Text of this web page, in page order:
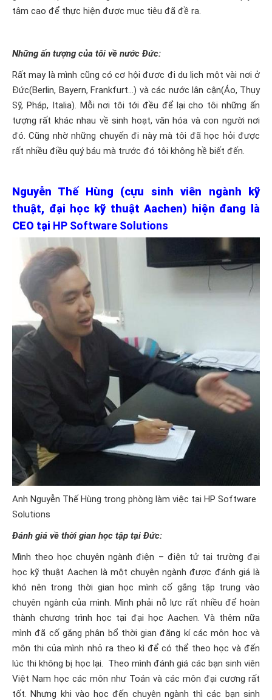
tâm cao để thực hiện được mục tiêu đã đề ra.
Những ấn tượng của tôi về nước Đức:
Rất may là mình cũng có cơ hội được đi du lịch một vài nơi ở
Đức(Berlin, Bayern, Frankfurt...) và các nước lân cận(Áo, Thụy
Sỹ, Pháp, Italia). Mỗi nơi tôi tới đều để lại cho tôi những ấn
tượng rất khác nhau về sinh hoạt, văn hóa và con người nơi
đó. Cũng nhờ những chuyến đi này mà tôi đã học hỏi được
rất nhiều điều quý báu mà trước đó tôi không hề biết đến.
Nguyễn Thế Hùng (cựu sinh viên ngành kỹ
thuật, đại học kỹ thuật Aachen) hiện đang là
CEO tại HP Software Solutions
Anh Nguyễn Thế Hùng trong phòng làm việc tại HP Software
Solutions
Đánh giá về thời gian học tập tại Đức:
Mình theo học chuyên ngành điện – điện tử tại trường đại
học kỹ thuật Aachen là một chuyên ngành được đánh giá là
khó nên trong thời gian học mình cố gắng tập trung vào
chuyên ngành của mình. Mình phải nỗ lực rất nhiều để hoàn
thành chương trình học tại đại học Aachen. Và thêm nữa
mình đã cố gắng phân bổ thời gian đăng kí các môn học và
môn thi của mình nhỏ ra theo kì để có thể theo học và đến
lúc thi không bị học lại. Theo mình đánh giá các bạn sinh viên
Việt Nam học các môn như Toán và các môn đại cương rất
tốt. Nhưng khi vào học đến chuyên ngành thì các bạn sinh